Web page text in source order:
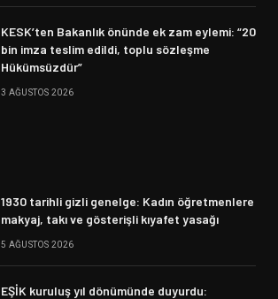
KESK’ten Bakanlık önünde ek zam eylemi: “20
bin imza teslim edildi, toplu sözleşme
Hükümsüzdür”
3 AĞUSTOS 2026
1930 tarihli gizli genelge: Kadın öğretmenlere
makyaj, takı ve gösterişli kıyafet yasağı
5 AĞUSTOS 2026
EŞİK kuruluş yıl dönümünde duyurdu: